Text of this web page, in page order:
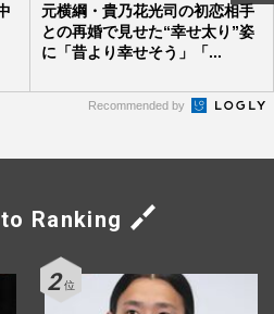
元横綱・貴乃花光司の初恋相手
との再婚で見せた“幸せ太り”姿
に「昔より幸せそう」「...
Recommended by
Ranking